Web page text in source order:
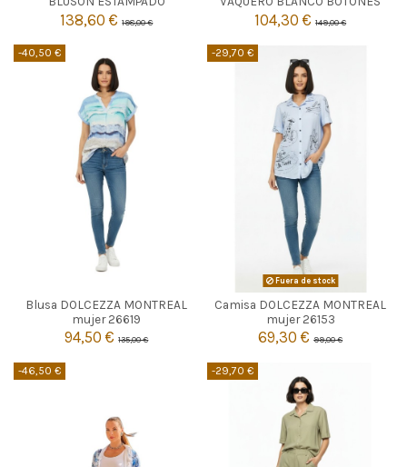
138,60 €198,00 €
 Añadir al carrito
104,30 €149,00 €
-40,50 €
Blusa DOLCEZZA MONTREAL
mujer 26619
94,50 €135,00 €
L
 Añadir al carrito
-29,70 €
Fuera de stock
Camisa DOLCEZZA MONTREAL
mujer 26153
69,30 €99,00 €
 Agotado
-46,50 € -29,70 €